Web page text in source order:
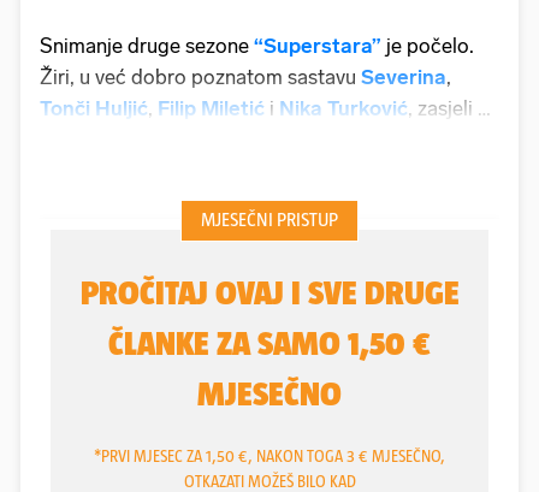
Snimanje druge sezone “Superstara” je počelo.
Žiri, u već dobro poznatom sastavu Severina,
Tonči Huljić, Filip Miletić i Nika Turković, zasjeli su
audiciji “namirisao” veliki talentPetra Šegedina